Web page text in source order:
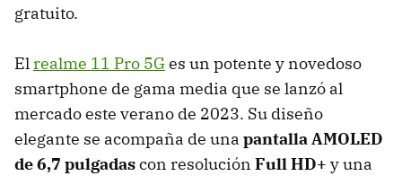
gratuito.
Elrealme 11 Pro 5Ges un potente y novedoso
smartphone de gama media que se lanzó al
mercado este verano de 2023. Su diseño
elegante se acompaña de una pantalla AMOLED
de 6,7 pulgadascon resolución Full HD+ y una